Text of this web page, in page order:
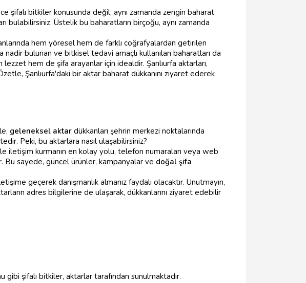
şifalı bitkiler konusunda değil, aynı zamanda zengin baharat
Üstelik bu baharatların birçoğu, aynı zamanda
hem yöresel hem de farklı coğrafyalardan getirilen
bulunan ve bitkisel tedavi amaçlı kullanılan baharatları da
hem de şifa arayanlar için idealdir. Şanlıurfa aktarları,
Şanlıurfa'daki bir aktar baharat dükkanını ziyaret ederek
geleneksel aktar dükkanları şehrin merkezi noktalarında
Peki, bu aktarlara nasıl ulaşabilirsiniz?
iletişim kurmanın en kolay yolu, telefon numaraları veya web
Bu sayede, güncel ürünler, kampanyalar ve doğal şifa
geçerek danışmanlık almanız faydalı olacaktır. Unutmayın,
adres bilgilerine de ulaşarak, dükkanlarını ziyaret edebilir
şifalı bitkiler, aktarlar tarafından sunulmaktadır.